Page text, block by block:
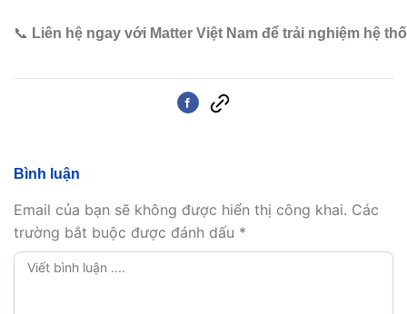
📞 Liên hệ ngay với Matter Việt Nam để trải nghiệm hệ
Bình luận
Email của bạn sẽ không được hiển thị công khai. Các
trường bắt buộc được đánh dấu *